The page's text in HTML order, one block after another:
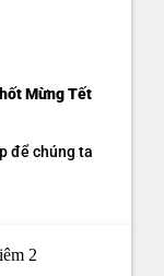
Mừng Tết
để chúng ta